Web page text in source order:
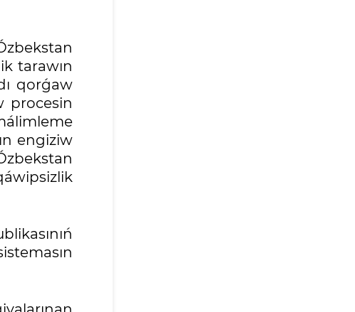
tarawın
qorǵaw
procesin
engiziw